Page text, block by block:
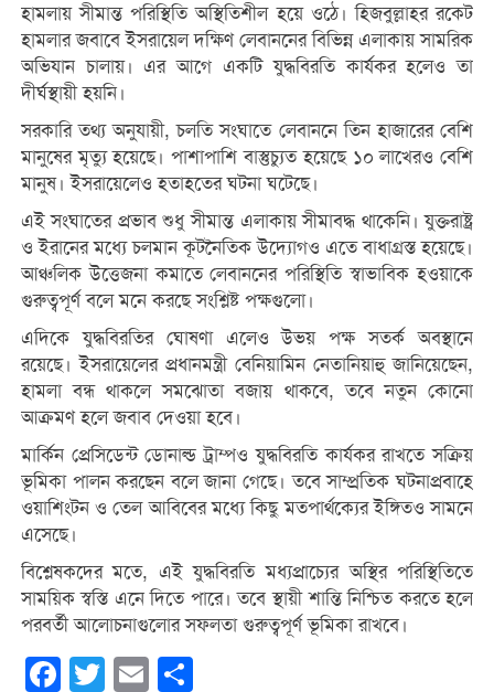
হামলায় সীমান্ত পরিস্থিতি অস্থিতিশীল হয়ে ওঠে। হিজবুল্লাহর রকেট
হামলার জবাবে ইসরায়েল দক্ষিণ লেবাননের বিভিন্ন এলাকায় সামরিক
অভিযান চালায়। এর আগে একটি যুদ্ধবিরতি কার্যকর হলেও তা
দীর্ঘস্থায়ী হয়নি।
সরকারি তথ্য অনুযায়ী, চলতি সংঘাতে লেবাননে তিন হাজারের বেশি
মানুষের মৃত্যু হয়েছে। পাশাপাশি বাস্তুচ্যুত হয়েছে ১০ লাখেরও বেশি
মানুষ। ইসরায়েলেও হতাহতের ঘটনা ঘটেছে।
এই সংঘাতের প্রভাব শুধু সীমান্ত এলাকায় সীমাবদ্ধ থাকেনি। যুক্তরাষ্ট্র
ও ইরানের মধ্যে চলমান কূটনৈতিক উদ্যোগও এতে বাধাগ্রস্ত হয়েছে।
আঞ্চলিক উত্তেজনা কমাতে লেবাননের পরিস্থিতি স্বাভাবিক হওয়াকে
গুরুত্বপূর্ণ বলে মনে করছে সংশ্লিষ্ট পক্ষগুলো।
এদিকে যুদ্ধবিরতির ঘোষণা এলেও উভয় পক্ষ সতর্ক অবস্থানে
রয়েছে। ইসরায়েলের প্রধানমন্ত্রী বেনিয়ামিন নেতানিয়াহু জানিয়েছেন,
হামলা বন্ধ থাকলে সমঝোতা বজায় থাকবে, তবে নতুন কোনো
আক্রমণ হলে জবাব দেওয়া হবে।
মার্কিন প্রেসিডেন্ট ডোনাল্ড ট্রাম্পও যুদ্ধবিরতি কার্যকর রাখতে সক্রিয়
ভূমিকা পালন করছেন বলে জানা গেছে। তবে সাম্প্রতিক ঘটনাপ্রবাহে
ওয়াশিংটন ও তেল আবিবের মধ্যে কিছু মতপার্থক্যের ইঙ্গিতও সামনে
এসেছে।
বিশ্লেষকদের মতে, এই যুদ্ধবিরতি মধ্যপ্রাচ্যের অস্থির পরিস্থিতিতে
সাময়িক স্বস্তি এনে দিতে পারে। তবে স্থায়ী শান্তি নিশ্চিত করতে হলে
পরবর্তী আলোচনাগুলোর সফলতা গুরুত্বপূর্ণ ভূমিকা রাখবে।
Facebook
Twitter Email